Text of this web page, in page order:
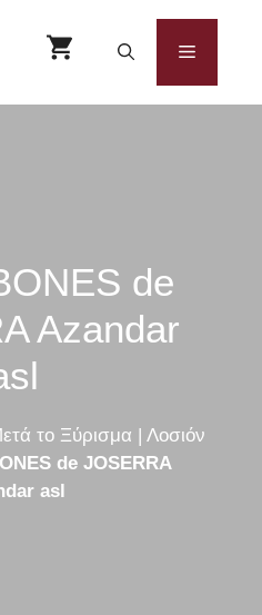
Μενού
de
Azandar
το Ξύρισμα | Λοσιόν
de JOSERRA
asl